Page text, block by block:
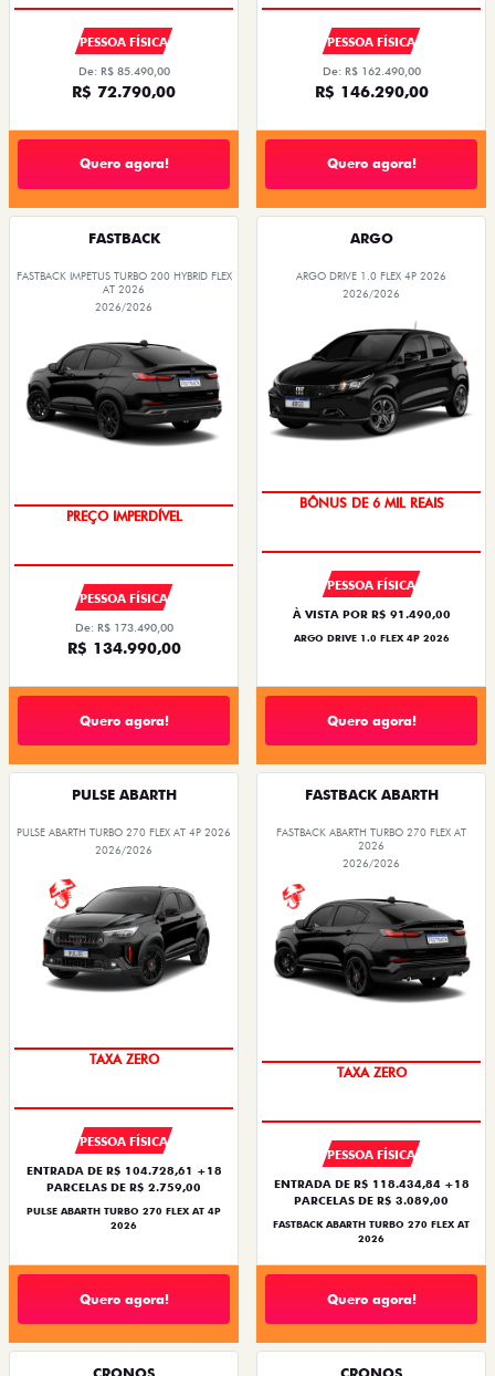
PESSOA FÍSICA
De: R$ 85.490,00
R$ 72.790,00
Quero agora!
PESSOA FÍSICA
De: R$ 162.490,00
R$ 146.290,00
Quero agora!
FASTBACK
FASTBACK IMPETUS TURBO 200 HYBRID FLEX
AT 2026
2026/2026
PREÇO IMPERDÍVEL
PESSOA FÍSICA
De: R$ 173.490,00
R$ 134.990,00
Quero agora!
ARGO
ARGO DRIVE 1.0 FLEX 4P 2026
2026/2026
BÔNUS DE 6 MIL REAIS
PESSOA FÍSICA
À VISTA POR R$ 91.490,00
ARGO DRIVE 1.0 FLEX 4P 2026
Quero agora!
PULSE ABARTH
PULSE ABARTH TURBO 270 FLEX AT 4P 2026
2026/2026
TAXA ZERO
PESSOA FÍSICA
ENTRADA DE R$ 104.728,61 +18
PARCELAS DE R$ 2.759,00
PULSE ABARTH TURBO 270 FLEX AT 4P
2026
Quero agora!
FASTBACK ABARTH
FASTBACK ABARTH TURBO 270 FLEX AT
2026
2026/2026
TAXA ZERO
PESSOA FÍSICA
ENTRADA DE R$ 118.434,84 +18
PARCELAS DE R$ 3.089,00
FASTBACK ABARTH TURBO 270 FLEX AT
2026
Quero agora!